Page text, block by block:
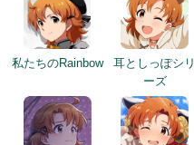
私たちのRainbow
耳としっぽシリ
ーズ